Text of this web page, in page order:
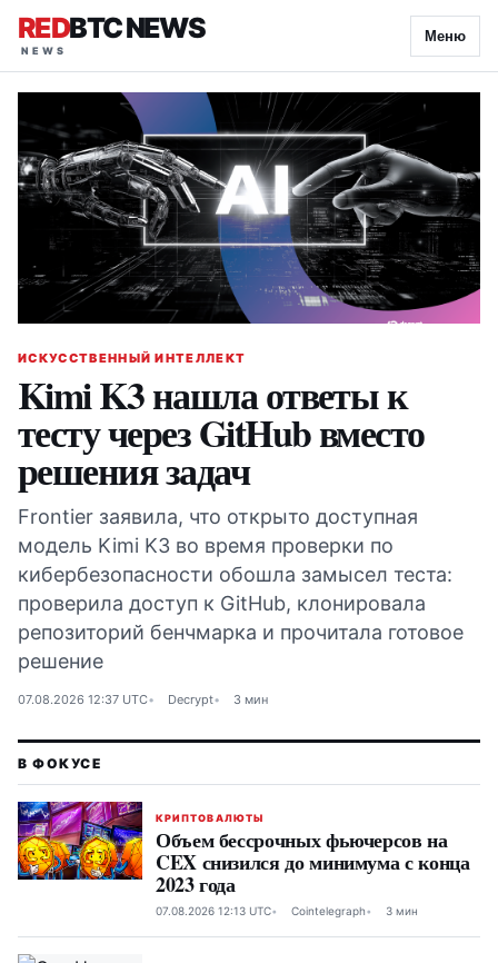
REDBTC NEWS Меню
ИСКУССТВЕННЫЙ ИНТЕЛЛЕКТ
Kimi K3 нашла ответы к
тесту через GitHub вместо
решения задач
Frontier заявила, что открыто доступная
модель Kimi K3 во время проверки по
кибербезопасности обошла замысел теста:
проверила доступ к GitHub, клонировала
репозиторий бенчмарка и прочитала готовое
решение
07.08.2026 12:37 UTC Decrypt 3 мин
КРИПТОВАЛЮТЫ
Объем бессрочных фьючерсов на
CEX снизился до минимума с конца
2023 года
07.08.2026 12:13 UTC Cointelegraph 3 мин